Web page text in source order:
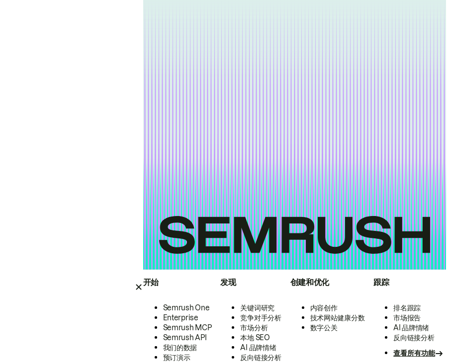
开始
Semrush One
Enterprise
Semrush MCP
Semrush API
我们的数据
预订演示
发现
关键词研究
竞争对手分析
市场分析
本地 SEO
AI 品牌情绪
反向链接分析
创建和优化
内容创作
技术网站健康分数
数字公关
跟踪
排名跟踪
市场报告
AI 品牌情绪
反向链接分析
查看所有功能